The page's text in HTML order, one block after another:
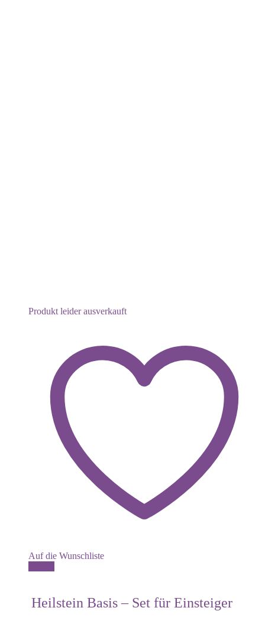
Produkt leider ausverkauft
Auf die Wunschliste
Heilstein Basis – Set für Einsteiger